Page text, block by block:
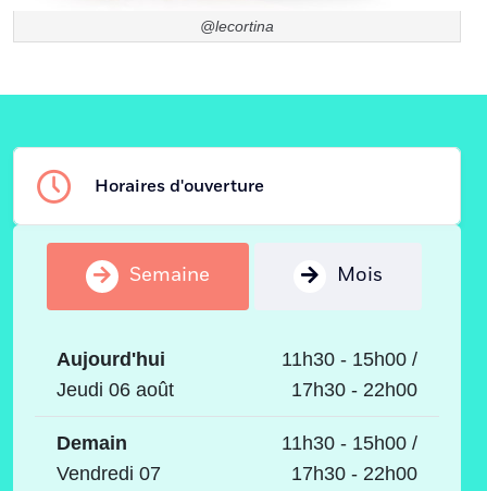
@lecortina
Horaires d'ouverture
Semaine Mois
Aujourd'hui
Jeudi 06 août
11h30 - 15h00 /
17h30 - 22h00
Demain
Vendredi 07
11h30 - 15h00 /
17h30 - 22h00